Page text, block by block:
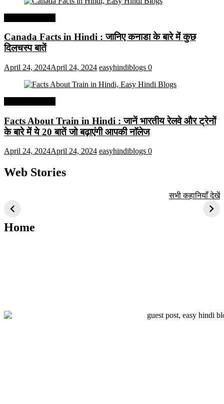
Canada Facts in Hindi : जानिए कनाडा के बारे में कुछ
दिलचस्प बातें
April 24, 2024April 24, 2024 easyhindiblogs 0
Facts About Train in Hindi : जानें भारतीय रेलवे और ट्रेनों
के बारे में ये 20 बातें जो बढ़ाएंगी आपकी नाॅलेज
April 24, 2024April 24, 2024 easyhindiblogs 0
Web Stories
तकनीक जो आपको
2024 के लिए सीखनी
चाहिए
ऐतिहासिक स्थान
सभी कहानियाँ देखें
Home